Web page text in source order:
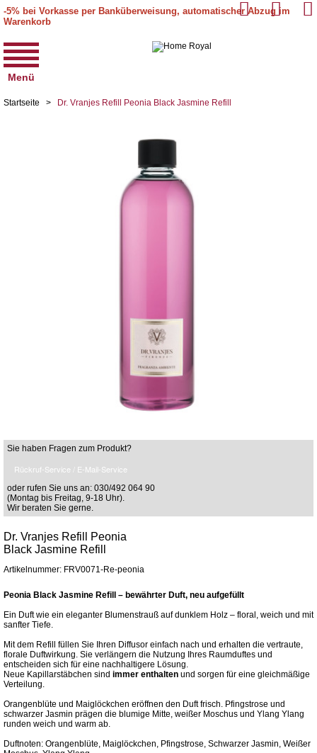
-5% bei Vorkasse per Banküberweisung, automatischer Abzug im
Warenkorb
Menü
Startseite > Dr. Vranjes Refill Peonia Black Jasmine Refill
Sie haben Fragen zum Produkt?
Rückruf-Service / E-Mail-Service
oder rufen Sie uns an: 030/492 064 90
(Montag bis Freitag, 9-18 Uhr).
Wir beraten Sie gerne.
Dr. Vranjes Refill Peonia
Black Jasmine Refill
Artikelnummer: FRV0071-Re-peonia
Peonia Black Jasmine Refill – bewährter Duft, neu aufgefüllt
Ein Duft wie ein eleganter Blumenstrauß auf dunklem Holz – floral, weich und mit
sanfter Tiefe.
Mit dem Refill füllen Sie Ihren Diffusor einfach nach und erhalten die vertraute,
florale Duftwirkung. Sie verlängern die Nutzung Ihres Raumduftes und
entscheiden sich für eine nachhaltigere Lösung.
Neue Kapillarstäbchen sind immer enthalten und sorgen für eine gleichmäßige
Verteilung.
Orangenblüte und Maiglöckchen eröffnen den Duft frisch. Pfingstrose und
schwarzer Jasmin prägen die blumige Mitte, weißer Moschus und Ylang Ylang
runden weich und warm ab.
Duftnoten: Orangenblüte, Maiglöckchen, Pfingstrose, Schwarzer Jasmin, Weißer